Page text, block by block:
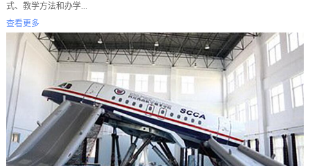
式、教学方法和办学...
查看更多